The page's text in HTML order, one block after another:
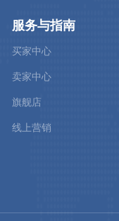
服务与指南
买家中心
卖家中心
旗舰店
线上营销